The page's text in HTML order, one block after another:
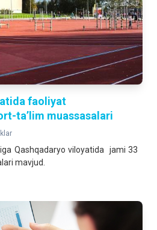
faoliyat
taʼlim muassasalari
Qashqadaryo viloyatida jami 33
mavjud.